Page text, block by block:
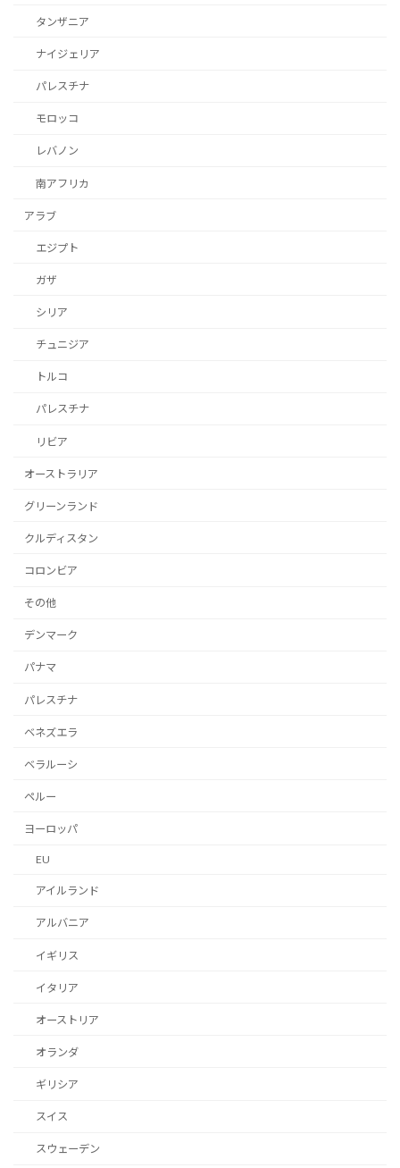
タンザニア
ナイジェリア
パレスチナ
モロッコ
レバノン
南アフリカ
アラブ
エジプト
ガザ
シリア
チュニジア
トルコ
パレスチナ
リビア
オーストラリア
グリーンランド
クルディスタン
コロンビア
その他
デンマーク
パナマ
パレスチナ
ベネズエラ
ベラルーシ
ペルー
ヨーロッパ
EU
アイルランド
アルバニア
イギリス
イタリア
オーストリア
オランダ
ギリシア
スイス
スウェーデン